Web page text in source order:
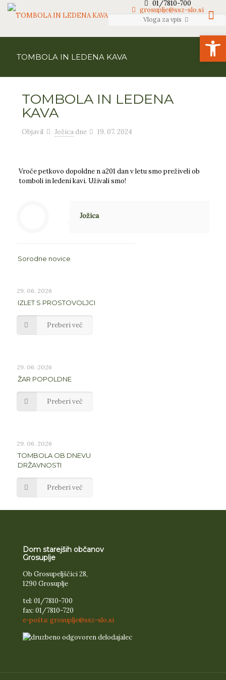
01/7810-700
grosuplje@ssz-slo.si
Vloga za vpis
TOMBOLA IN LEDENA KAVA
TOMBOLA IN LEDENA
KAVA
Objavil Jožica dne 19. 07. 2024
Vroče petkovo dopoldne n a201 dan v letu smo preživeli ob
tomboli in ledeni kavi. Uživali smo!
Jožica
Sorodne novice
29. 06. 2026
IZLET S PROSTOVOLJCI
Preberi več
29. 06. 2026
ŽAR POPOLDNE
Preberi več
29. 06. 2026
TOMBOLA OB DNEVU
DRŽAVNOSTI
Preberi več
Dom starejših občanov
Grosuplje
Ob Grosupeljščici 28,
1290 Grosuplje
tel: 01/7810-700
fax: 01/7810-720
e-pošta: grosuplje@ssz-slo.si